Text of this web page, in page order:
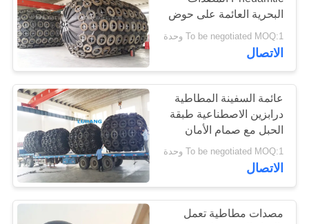
اطلاق السفن وسائد
هوائية
56
29
البحرية العائمة على حوض
الوفير
To be negotiated MOQ:1 وحدة
الاتصال
عائمة السفينة المطاطية
درابزين الاصطناعية طبقة
الحبل مع صمام الأمان
To be negotiated MOQ:1 وحدة
الاتصال
مصدات مطاطية تعمل